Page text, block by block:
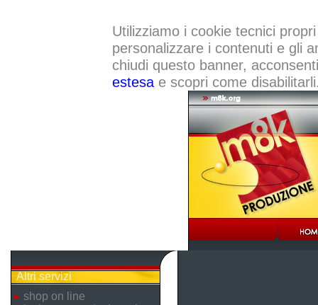
Utilizziamo i cookie tecnici
personalizzare i contenuti e gli
chiudi questo banner,
estesae scopri come
Altri servizi
shop on line